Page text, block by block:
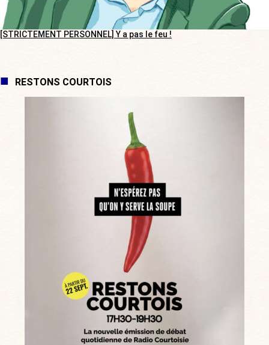
[STRICTEMENT PERSONNEL] Y a pas le feu !
RESTONS COURTOIS